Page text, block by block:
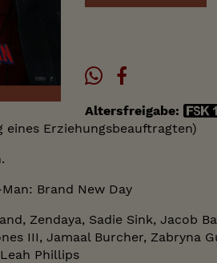
Altersfreigabe:
eines Erziehungsbeauftragten)
Brand New Day
Zendaya, Sadie Sink, Jacob
III, Jamaal Burcher, Zabryna
Phillips